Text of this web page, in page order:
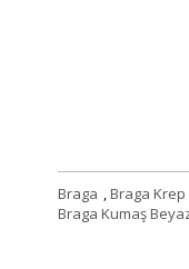
Braga ,Braga Krep
Braga Kumaş